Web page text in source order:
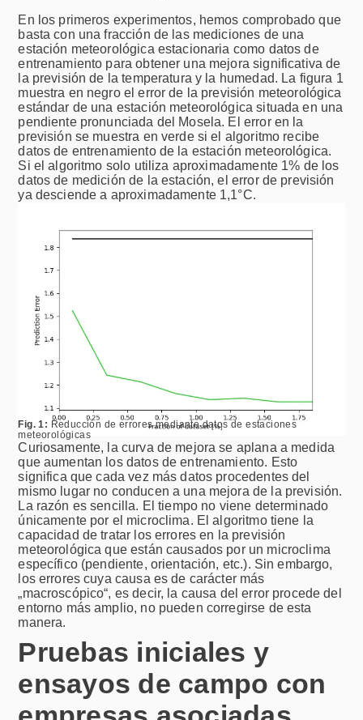
En los primeros experimentos, hemos comprobado que
basta con una fracción de las mediciones de una
estación meteorológica estacionaria como datos de
entrenamiento para obtener una mejora significativa de
la previsión de la temperatura y la humedad. La figura 1
muestra en negro el error de la previsión meteorológica
estándar de una estación meteorológica situada en una
pendiente pronunciada del Mosela. El error en la
previsión se muestra en verde si el algoritmo recibe
datos de entrenamiento de la estación meteorológica.
Si el algoritmo solo utiliza aproximadamente 1% de los
datos de medición de la estación, el error de previsión
ya desciende a aproximadamente 1,1°C.
Fig. 1: Reducción de errores mediante datos de estaciones
meteorológicas
Curiosamente, la curva de mejora se aplana a medida
que aumentan los datos de entrenamiento. Esto
significa que cada vez más datos procedentes del
mismo lugar no conducen a una mejora de la previsión.
La razón es sencilla. El tiempo no viene determinado
únicamente por el microclima. El algoritmo tiene la
capacidad de tratar los errores en la previsión
meteorológica que están causados por un microclima
específico (pendiente, orientación, etc.). Sin embargo,
los errores cuya causa es de carácter más
„macroscópico“, es decir, la causa del error procede del
entorno más amplio, no pueden corregirse de esta
manera.
Pruebas iniciales y
ensayos de campo con